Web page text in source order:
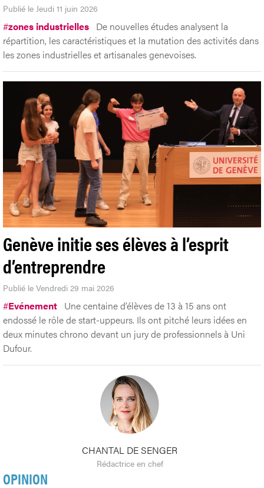
Publié le Jeudi 11 juin 2026
#zones industrielles De nouvelles études analysent la
répartition, les caractéristiques et la mutation des activités dans
les zones industrielles et artisanales genevoises.
Genève initie ses élèves à l’esprit
d’entreprendre
Publié le Vendredi 29 mai 2026
#Evénement Une centaine d’élèves de 13 à 15 ans ont
endossé le rôle de start-uppeurs. Ils ont pitché leurs idées en
deux minutes chrono devant un jury de professionnels à Uni
Dufour.
CHANTAL DE SENGER
Rédactrice en chef
OPINION